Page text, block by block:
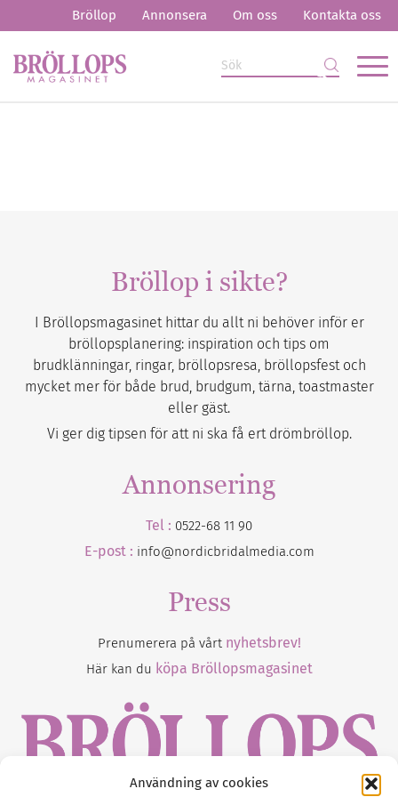
Användning av cookies
Bröllop Annonsera Om oss Kontakta oss
Bröllop i sikte?
I Bröllopsmagasinet hittar du allt ni behöver inför er
bröllopsplanering: inspiration och tips om
brudklänningar, ringar, bröllopsresa, bröllopsfest och
mycket mer för både brud, brudgum, tärna, toastmaster
eller gäst.
Vi ger dig tipsen för att ni ska få ert drömbröllop.
Annonsering
Tel : 0522-68 11 90
E-post : info@nordicbridalmedia.com
Press
Prenumerera på vårt nyhetsbrev!
Här kan du köpa Bröllopsmagasinet